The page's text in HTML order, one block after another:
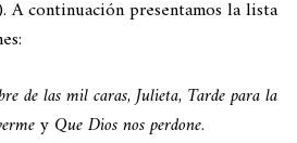
A continuación presentamos la lista
de las mil caras,Julieta, Tarde para la
y Que Dios nos perdone.